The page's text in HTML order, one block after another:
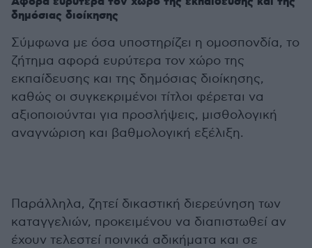
δημόσιας διοίκησης
Σύμφωνα με όσα υποστηρίζει η ομοσπονδία, το
ζήτημα αφορά ευρύτερα τον χώρο της
εκπαίδευσης και της δημόσιας διοίκησης,
καθώς οι συγκεκριμένοι τίτλοι φέρεται να
αξιοποιούνται για προσλήψεις, μισθολογική
αναγνώριση και βαθμολογική εξέλιξη.
Παράλληλα, ζητεί δικαστική διερεύνηση των
καταγγελιών, προκειμένου να διαπιστωθεί αν
έχουν τελεστεί ποινικά αδικήματα και σε